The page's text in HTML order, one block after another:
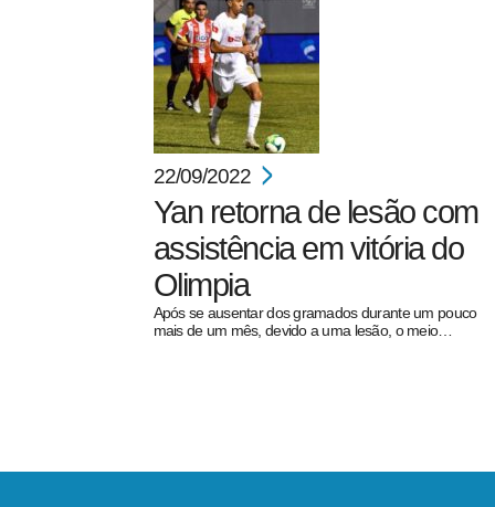
22/09/2022
Yan retorna de lesão com
assistência em vitória do
Olimpia
Após se ausentar dos gramados durante um pouco
mais de um mês, devido a uma lesão, o meio…